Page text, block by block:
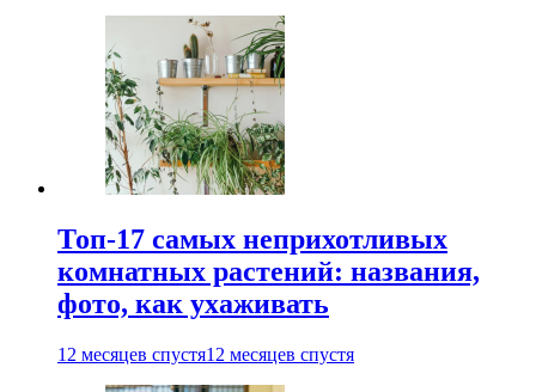
Топ-17 самых неприхотливых
комнатных растений: названия,
фото, как ухаживать
12 месяцев спустя12 месяцев спустя